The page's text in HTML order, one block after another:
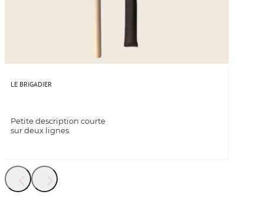
LE BRIGADIER
Petite description courte
sur deux lignes